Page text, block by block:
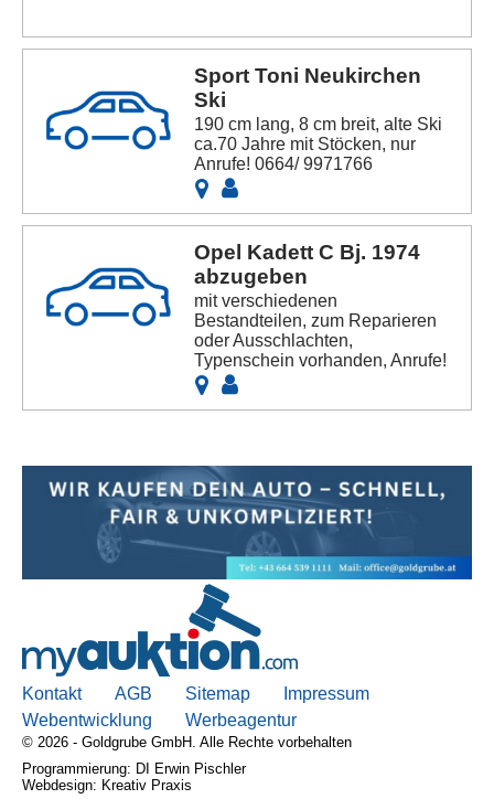
Sport Toni Neukirchen
Ski
190 cm lang, 8 cm breit, alte Ski
ca.70 Jahre mit Stöcken, nur
Anrufe! 0664/ 9971766
Opel Kadett C Bj. 1974
abzugeben
mit verschiedenen
Bestandteilen, zum Reparieren
oder Ausschlachten,
Typenschein vorhanden, Anrufe!
Kontakt AGB Sitemap
Impressum
Webentwicklung
Werbeagentur
© 2026 - Goldgrube GmbH. Alle Rechte vorbehalten
Programmierung: DI Erwin Pischler
Webdesign: Kreativ Praxis